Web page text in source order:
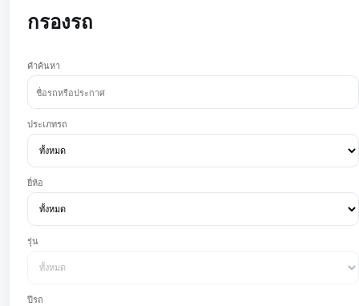
กรองรถ
คำค้นหา
ประเภทรถ
ยี่ห้อ
รุ่น
ปีรถ